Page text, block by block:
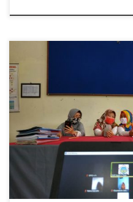
Sesuai dengan kalender
maka hari pertama masuk
Juli 2020. Hari […]